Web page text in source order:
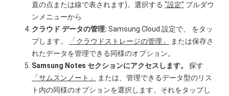
直の点または線で表されます)。選択する"設定" プルダウ
ンメニューから
クラウド データの管理:Samsung Cloud 設定で、 をタッ
プします。
「クラウドストレージの管理」
または保存さ
れたデータを管理できる同様のオプション。
Samsung Notes セクションにアクセスします。探す
「サムスンノート」
または、管理できるデータ型のリス
ト内の同様のオプションを選択します。それをタップし